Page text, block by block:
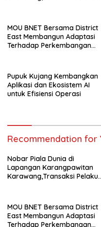
MOU BNET Bersama District
East Membangun Adaptasi
Terhadap Perkembangan
Pupuk Kujang Kembangkan
Aplikasi dan Ekosistem AI
untuk Efisiensi Operasi
Recommendation for
Nobar Piala Dunia di
Lapangan Karangpawitan
Karawang,Transaksi Pelaku
MOU BNET Bersama District
East Membangun Adaptasi
Terhadap Perkembangan